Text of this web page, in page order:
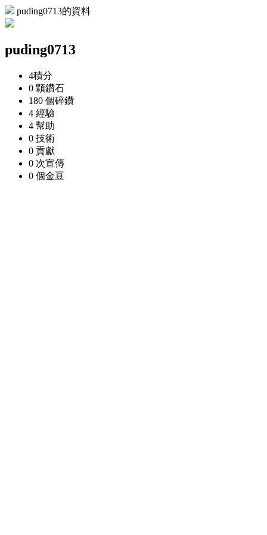
puding0713的資料
puding0713
4積分
0 顆鑽石
180 個碎鑽
4 經驗
4 幫助
0 技術
0 貢獻
0 次宣傳
0 個金豆